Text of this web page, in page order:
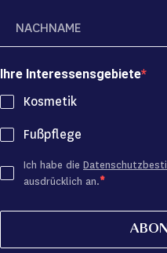
Ihre Interessensgebiete
Kosmetik
Fußpflege
Ich habe die
ausdrücklich an.